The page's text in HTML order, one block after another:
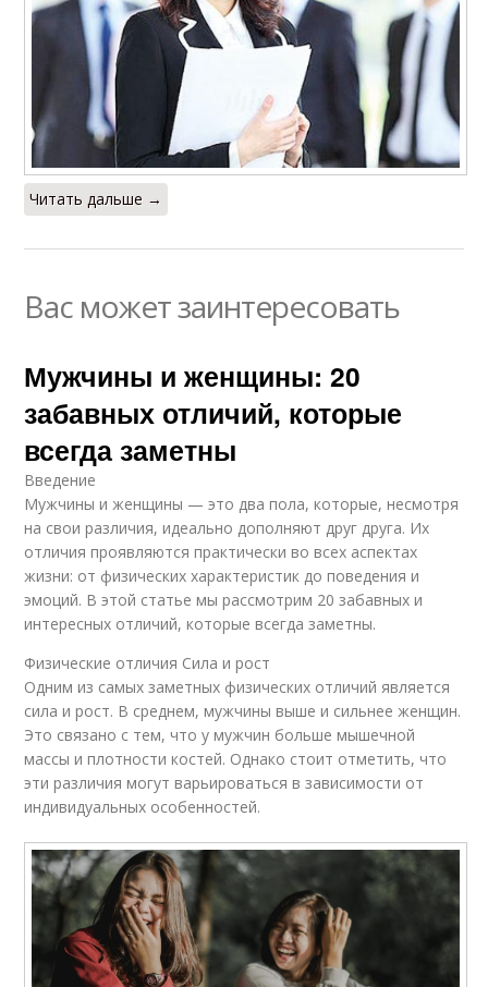
Читать дальше →
Вас может заинтересовать
Мужчины и женщины: 20
забавных отличий, которые
всегда заметны
Введение
Мужчины и женщины — это два пола, которые, несмотря
на свои различия, идеально дополняют друг друга. Их
отличия проявляются практически во всех аспектах
жизни: от физических характеристик до поведения и
эмоций. В этой статье мы рассмотрим 20 забавных и
интересных отличий, которые всегда заметны.
Физические отличия Сила и рост
Одним из самых заметных физических отличий является
сила и рост. В среднем, мужчины выше и сильнее женщин.
Это связано с тем, что у мужчин больше мышечной
массы и плотности костей. Однако стоит отметить, что
эти различия могут варьироваться в зависимости от
индивидуальных особенностей.